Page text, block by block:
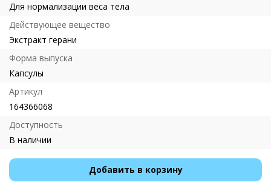
Для нормализации веса тела
Действующее вещество
Экстракт герани
Форма выпуска
Капсулы
Артикул
164366068
Доступность
В наличии
Добавить в корзину